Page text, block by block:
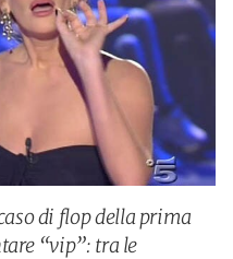
di flop della prima
“vip”: tra le